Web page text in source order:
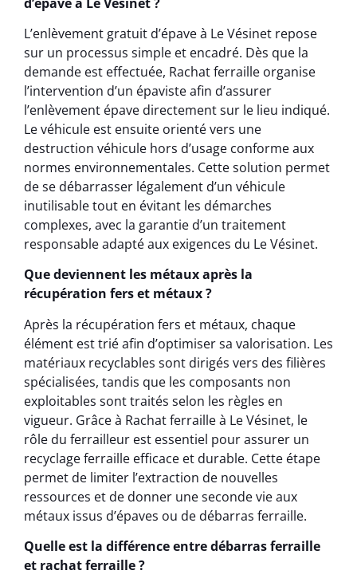
L’enlèvement gratuit d’épave à Le Vésinet repose
sur un processus simple et encadré. Dès que la
demande est effectuée, Rachat ferraille organise
l’intervention d’un épaviste afin d’assurer
l’enlèvement épave directement sur le lieu indiqué.
Le véhicule est ensuite orienté vers une
destruction véhicule hors d’usage conforme aux
normes environnementales. Cette solution permet
de se débarrasser légalement d’un véhicule
inutilisable tout en évitant les démarches
complexes, avec la garantie d’un traitement
responsable adapté aux exigences du Le Vésinet.
Que deviennent les métaux après la
récupération fers et métaux ?
Après la récupération fers et métaux, chaque
élément est trié afin d’optimiser sa valorisation. Les
matériaux recyclables sont dirigés vers des filières
spécialisées, tandis que les composants non
exploitables sont traités selon les règles en
vigueur. Grâce à Rachat ferraille à Le Vésinet, le
rôle du ferrailleur est essentiel pour assurer un
recyclage ferraille efficace et durable. Cette étape
permet de limiter l’extraction de nouvelles
ressources et de donner une seconde vie aux
métaux issus d’épaves ou de débarras ferraille.
Quelle est la différence entre débarras ferraille
et rachat ferraille ?